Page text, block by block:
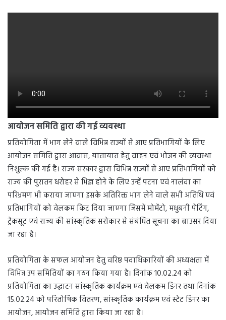
आयोजन समिति द्वारा की गई व्यवस्था
प्रतियोगिता में भाग लेने वाले विभिन्न राज्यों से आए प्रतिभागियों के लिए
आयोजन समिति द्वारा आवास, यातायात हेतु वाहन एवं भोजन की व्यवस्था
निशुल्क की गई है। राज्य सरकार द्वारा विभिन्न राज्यों से आए प्रतिभागियों को
राज्य की पुरातन धरोहर से भिज्ञ होने के लिए उन्हें पटना एवं नालंदा का
परिभ्रमण भी कराया जाएगा इसके अतिरिक्त भाग लेने वाले सभी अतिथि एवं
प्रतिभागियों को वेलकम किट दिया जाएगा जिसमें मोमेंटो, मधुबनी पेंटिंग,
ट्रैकसूट एवं राज्य की सांस्कृतिक सरोकार से संबंधित सूचना का ब्राउसर दिया
जा रहा है।
प्रतियोगिता के सफल आयोजन हेतु वरिष्ठ पदाधिकारियों की अध्यक्षता में
विभिन्न उप समितियों का गठन किया गया है। दिनांक 10.02.24 को
प्रतियोगिता का उद्घाटन सांस्कृतिक कार्यक्रम एवं वेलकम डिनर तथा दिनांक
15.02.24 को परितोषिक वितरण, सांस्कृतिक कार्यक्रम एवं स्टेट डिनर का
आयोजन, आयोजन समिति द्वारा किया जा रहा है।